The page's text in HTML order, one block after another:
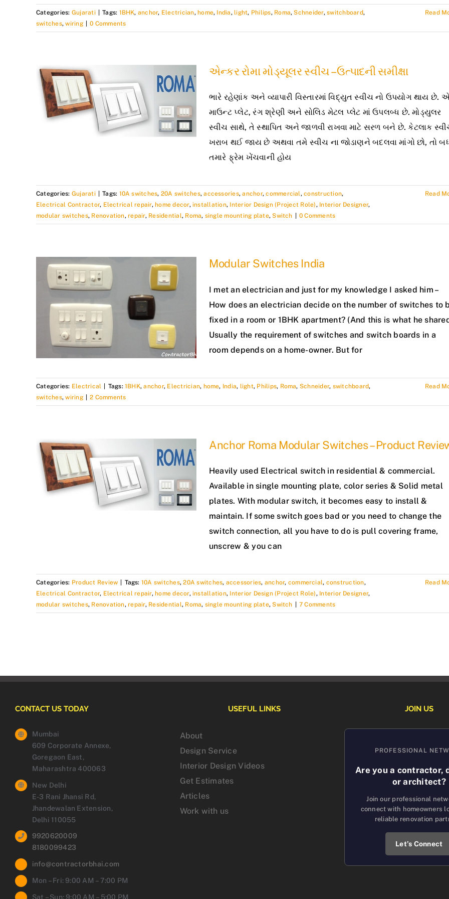
Categories: Gujarati Tags: 1BHK, anchor, Electrician, home, India,light, Philips, Roma, Schneider,switchboard,
switches,wiring 0 Comments
Read
એન્કર રોમા મોડ્યૂલર સ્વીચ – ઉત્પાદની સમીક્ષા
ભારે રહેણાંક અને વ્યાપારી વિસ્તારમાં વિદ્યુત સ્વીચ નો ઉપયોગ થાય છે.
માઉન્ટ પ્લેટ, રંગ શ્રેણી અને સોલિડ મેટલ પ્લેટ માં ઉપલબ્ધ છે. મોડ્યુલર
સ્વીચ સાથે, તે સ્થાપિત અને જાળવી રાખવા માટે સરળ બને છે. કેટલાક
ખરાબ થઈ જાય છે અથવા તમે સ્વીચ ના જોડાણને બદલવા માંગો છો, તો
તમારે ફ્રેમ ખેંચવાની હોય
Categories: Gujarati Tags: 10A switches, 20A switches,accessories,anchor,commercial,construction,
Electrical Contractor, Electrical repair, home decor, installation, Interior Design (Project Role), Interior Designer,
modular switches, Renovation,repair, Residential, Roma, single mounting plate, Switch 0 Comments
Read
Modular Switches India
I met an electrician and just for my knowledge I asked him –
How does an electrician decide on the number of switches to
fixed in a room or 1BHK apartment? (And this is what he
Usually the requirement of switches and switch boards in a
room depends on a home-owner. But for
Categories: Electrical Tags: 1BHK,anchor, Electrician, home, India, light, Philips, Roma, Schneider, switchboard,
switches,wiring 2 Comments
Read
Anchor Roma Modular Switches – Product
Heavily used Electrical switch in residential & commercial.
Available in single mounting plate, color series & Solid metal
plates. With modular switch, it becomes easy to install &
maintain. If some switch goes bad or you need to change the
switch connection, all you have to do is pull covering frame,
unscrew & you can
Categories: Product Review Tags: 10A switches,20A switches, accessories, anchor, commercial, construction,
Electrical Contractor, Electrical repair,home decor, installation, Interior Design (Project Role), Interior Designer,
modular switches, Renovation,repair, Residential, Roma, single mounting plate, Switch 7 Comments
Read
CONTACT US TODAY
Mumbai
609 Corporate Annexe,
Goregaon East,
Maharashtra 400063
New Delhi
E-3 Rani Jhansi Rd,
Jhandewalan Extension,
Delhi 110055
9920620009
8180099423
info@contractorbhai.com
Mon – Fri: 9:00 AM – 7:00 PM
Sat – Sun: 9:00 AM – 5:00 PM
USEFUL LINKS
About
Design Service
Interior Design Videos
Get Estimates
Articles
Work with us
JOIN US
PROFESSIONAL
Are you a contractor,
or architect?
Join our professional
connect with homeowners
reliable renovation
Let’s Connect